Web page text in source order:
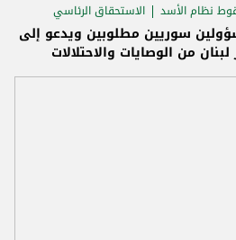
نظام الأسد الاستحقاق الرئاسي
سوريين مطلوبين ويدعو إلى
من الوصايات والاحتلالات